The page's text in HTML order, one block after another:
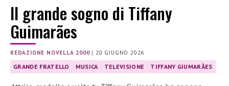
Il grande sogno di Tiffany
Guimarães
REDAZIONE NOVELLA 2000|20 GIUGNO 2026
GRANDE FRATELLO MUSICA TELEVISIONE TIFFANY GIUMARÃES